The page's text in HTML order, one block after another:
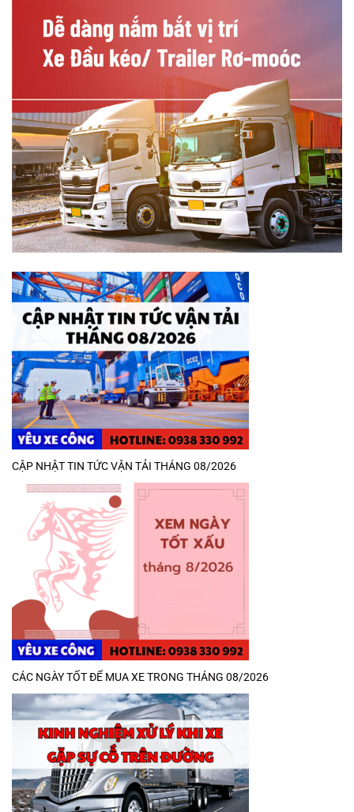
CẬP NHẬT TIN TỨC VẬN TẢI THÁNG 08/2026
CÁC NGÀY TỐT ĐỂ MUA XE TRONG THÁNG 08/2026